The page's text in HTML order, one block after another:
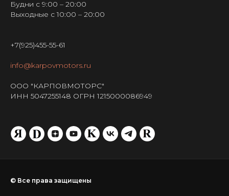
Будни с 9:00 – 20:00
Выходные с 10:00 – 20:00
+7(925)455-55-61
info@karpovmotors.ru
ООО "КАРПОВМОТОРС"
ИНН 5047255148 ОГРН 1215000086949
© Все права защищены